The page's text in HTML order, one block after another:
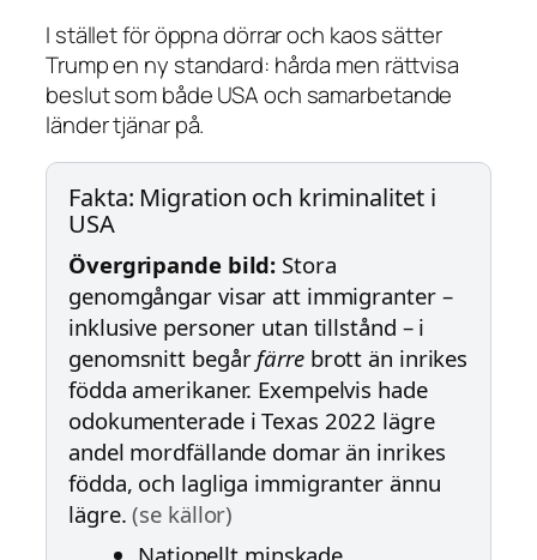
I stället för öppna dörrar och kaos sätter
Trump en ny standard: hårda men rättvisa
beslut som både USA och samarbetande
länder tjänar på.
Fakta: Migration och kriminalitet i
USA
Övergripande bild: Stora
genomgångar visar att immigranter –
inklusive personer utan tillstånd – i
genomsnitt begårfärrebrott än inrikes
födda amerikaner. Exempelvis hade
odokumenterade i Texas 2022 lägre
andel mordfällande domar än inrikes
födda, och lagliga immigranter ännu
lägre.(se källor)